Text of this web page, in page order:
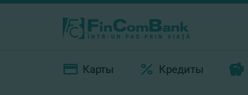
Карты Кредиты